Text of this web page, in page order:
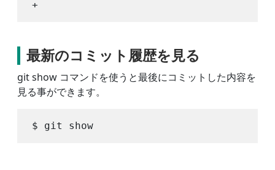
最新のコミット履歴を見る
git show コマンドを使うと最後にコミットした内容を
見る事ができます。